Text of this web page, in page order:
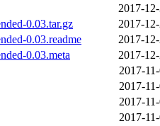
2017-
0.03.tar.gz
2017-
0.03.readme
2017-
0.03.meta
2017-
2017-
2017-
2017-
2017-